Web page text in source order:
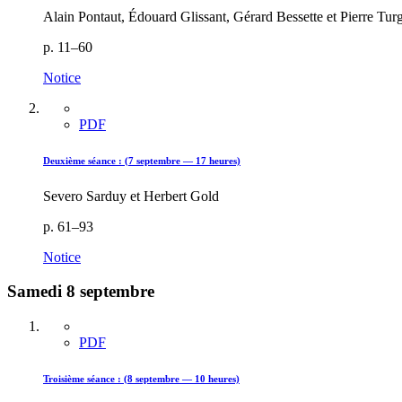
Alain Pontaut, Édouard Glissant, Gérard Bessette et Pierre
p. 11–60
Notice
PDF
Deuxième séance : (7 septembre — 17 heures)
Severo Sarduy et Herbert Gold
p. 61–93
Notice
Samedi 8 septembre
PDF
Troisième séance : (8 septembre — 10 heures)